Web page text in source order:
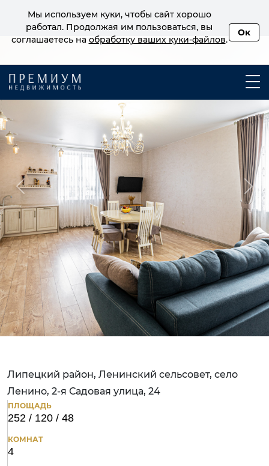
Мы используем куки, чтобы сайт хорошо
работал. Продолжая им пользоваться, вы
соглашаетесь на обработку ваших куки‑файлов.
Ок
Липецкий район, Ленинский сельсовет, село
Ленино, 2-я Садовая улица, 24
ПЛОЩАДЬ
252 / 120 / 48
КОМНАТ
4